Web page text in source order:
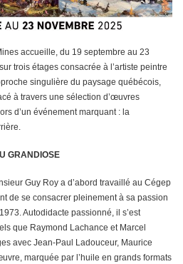
accueille, du 19 septembre au 23
trois étages consacrée à l’artiste peintre
singulière du paysage québécois,
à travers une sélection d’œuvres
d’un événement marquant : la
GRANDIOSE
Guy Roy a d’abord travaillé au Cégep
de se consacrer pleinement à sa passion
Autodidacte passionné, il s’est
que Raymond Lachance et Marcel
avec Jean-Paul Ladouceur, Maurice
marquée par l’huile en grands formats